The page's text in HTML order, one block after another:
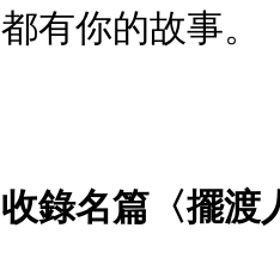
都有你的故事。
收錄名篇〈擺渡